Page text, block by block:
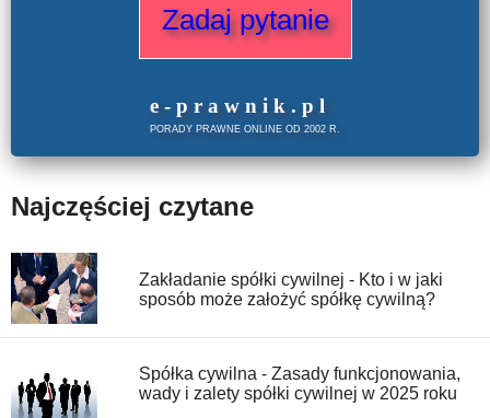
Zadaj pytanie
e -prawnik . pl
PORADY PRAWNE ONLINE OD 2002 R.
Najczęściej czytane
Zakładanie spółki cywilnej - Kto i w jaki
sposób może założyć spółkę cywilną?
Spółka cywilna - Zasady funkcjonowania,
wady i zalety spółki cywilnej w 2025 roku